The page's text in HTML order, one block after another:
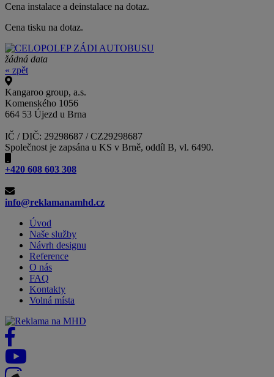
Cena instalace a deinstalace na dotaz.
Cena tisku na dotaz.
žádná data
« zpět
Kangaroo group, a.s.
Komenského 1056
664 53 Újezd u Brna
IČ / DIČ: 29298687 / CZ29298687
Společnost je zapsána u KS v Brně, oddíl B, vl. 6490.
+420 608 603 308
info@reklamanamhd.cz
Úvod
Naše služby
Návrh designu
Reference
O nás
FAQ
Kontakty
Volná místa